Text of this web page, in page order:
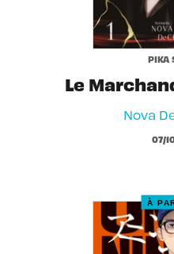
PIKA
Le
Nova
07/
À